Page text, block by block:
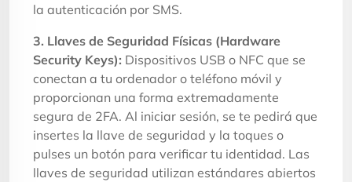
la autenticación por SMS.
3. Llaves de Seguridad Físicas (Hardware
Security Keys): Dispositivos USB o NFC que se
conectan a tu ordenador o teléfono móvil y
proporcionan una forma extremadamente
segura de 2FA. Al iniciar sesión, se te pedirá que
insertes la llave de seguridad y la toques o
pulses un botón para verificar tu identidad. Las
llaves de seguridad utilizan estándares abiertos